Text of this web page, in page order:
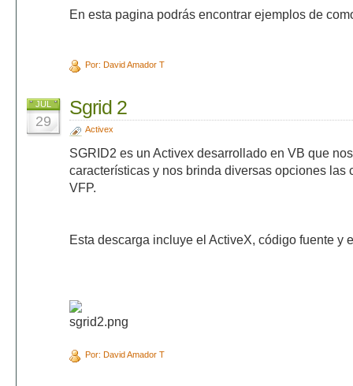
En esta pagina podrás encontrar ejemplos de
Por: David Amador T
JUL
29
Sgrid 2
Activex
SGRID2 es un Activex desarrollado en VB que
características y nos brinda diversas opciones las
VFP.
Esta descarga incluye el ActiveX, código fuente y
Por: David Amador T